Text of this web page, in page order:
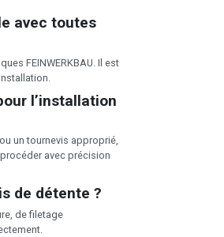
avec toutes
FEINWERKBAU. Il est
l’installation
un tournevis approprié,
avec précision
de détente ?
de filetage